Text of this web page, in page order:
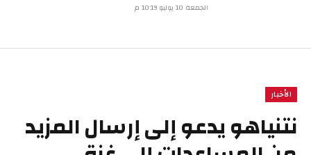
الجمعة 10 يوليو 10:19 م
الأخبار
نتنياهو يدعو إلى إرسال المزيد